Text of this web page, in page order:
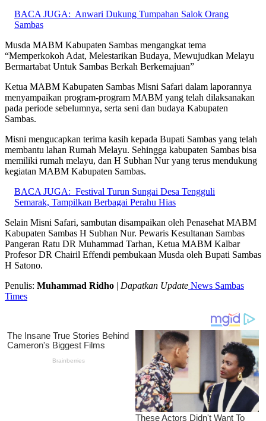
BACA JUGA: Anwari Dukung Tumpahan Salok Orang
Sambas
Musda MABM Kabupaten Sambas mengangkat tema
“Memperkokoh Adat, Melestarikan Budaya, Mewujudkan Melayu
Bermartabat Untuk Sambas Berkah Berkemajuan”
Ketua MABM Kabupaten Sambas Misni Safari dalam laporannya
menyampaikan program-program MABM yang telah dilaksanakan
pada periode sebelumnya, serta seni dan budaya Kabupaten
Sambas.
Misni mengucapkan terima kasih kepada Bupati Sambas yang telah
membantu lahan Rumah Melayu. Sehingga kabupaten Sambas bisa
memiliki rumah melayu, dan H Subhan Nur yang terus mendukung
kegiatan MABM Kabupaten Sambas.
BACA JUGA: Festival Turun Sungai Desa Tengguli
Semarak, Tampilkan Berbagai Perahu Hias
Selain Misni Safari, sambutan disampaikan oleh Penasehat MABM
Kabupaten Sambas H Subhan Nur. Pewaris Kesultanan Sambas
Pangeran Ratu DR Muhammad Tarhan, Ketua MABM Kalbar
Profesor DR Chairil Effendi pembukaan Musda oleh Bupati Sambas
H Satono.
Penulis: Muhammad Ridho | Dapatkan Update News Sambas
Times